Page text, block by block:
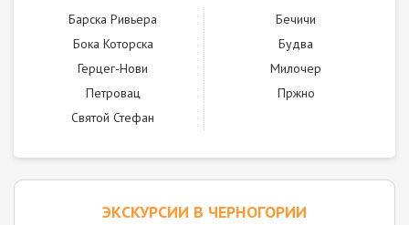
Барска Ривьера
Бечичи
Бока Которска
Будва
Герцег-Нови
Милочер
Петровац
Пржно
Святой Стефан
ЭКСКУРСИИ В ЧЕРНОГОРИИ